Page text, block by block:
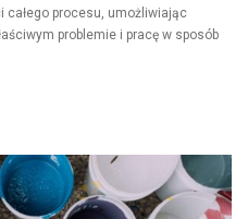
procesu, umożliwiając
problemie i pracę w sposób